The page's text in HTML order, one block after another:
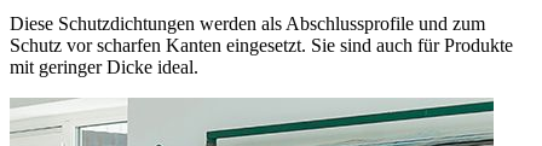
Diese Schutzdichtungen werden als Abschlussprofile und zum
Schutz vor scharfen Kanten eingesetzt. Sie sind auch für Produkte
mit geringer Dicke ideal.